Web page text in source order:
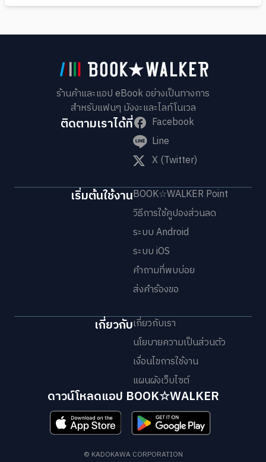
ร้านค้าและแอป eBook อย่างเป็นทางการ
สำหรับแฟนๆ มังงะและไลท์โนเวล
ติดตามเราได้ที่
Facebook
Line
X (Twitter)
เริ่มต้นใช้งานBOOK☆WALKER Point
วิธีการใช้คูปองส่วนลด
ระบบ Android
ระบบ iOS
คำถามที่พบบ่อย
ส่งคำร้องขอ
เกี่ยวกับเกี่ยวกับเรา
นโยบายความเป็นส่วนตัว
เงื่อนไขการใช้งาน
แผนผังเว็บไซต์
ดาวน์โหลดแอป BOOK☆WALKER
© KADOKAWA CORPORATION